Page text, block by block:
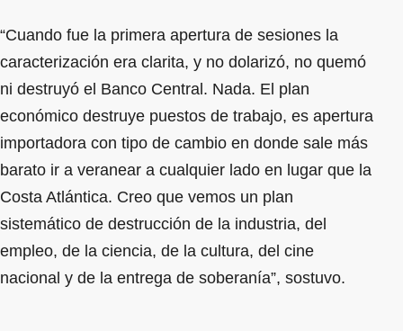
“Cuando fue la primera apertura de sesiones la
caracterización era clarita, y no dolarizó, no quemó
ni destruyó el Banco Central. Nada. El plan
económico destruye puestos de trabajo, es apertura
importadora con tipo de cambio en donde sale más
barato ir a veranear a cualquier lado en lugar que la
Costa Atlántica. Creo que vemos un plan
sistemático de destrucción de la industria, del
empleo, de la ciencia, de la cultura, del cine
nacional y de la entrega de soberanía”, sostuvo.